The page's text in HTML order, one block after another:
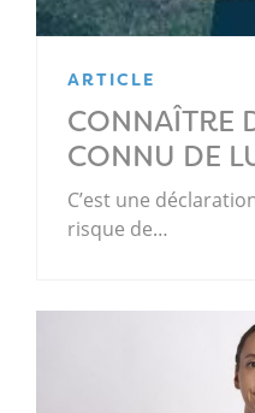
ARTICLE
CONNAÎTRE
CONNU DE
C’est une
risque de…